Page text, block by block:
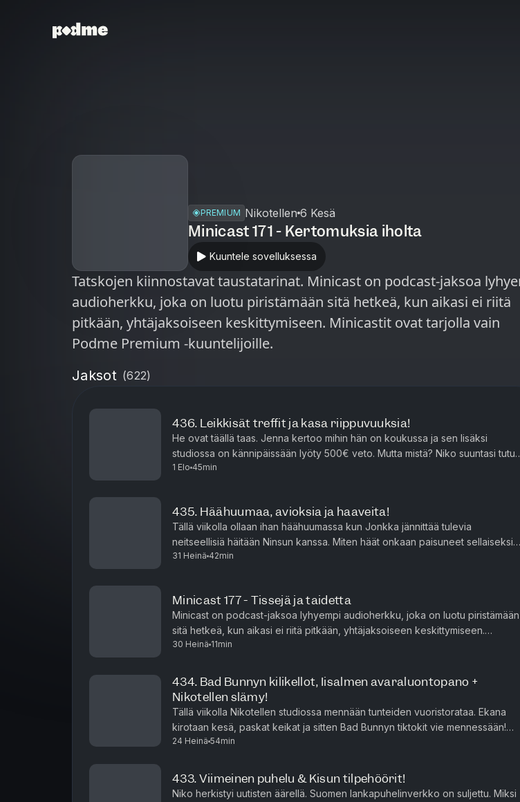
PREMIUM Nikotellen 6 Kesä
Minicast 171 - Kertomuksia iholta
Kuuntele sovelluksessa
Tatskojen kiinnostavat taustatarinat. Minicast on podcast-jaksoa lyhyempi
audioherkku, joka on luotu piristämään sitä hetkeä, kun aikasi ei riitä
pitkään, yhtäjaksoiseen keskittymiseen. Minicastit ovat tarjolla vain
Podme Premium -kuuntelijoille.
Jaksot (622)
436. Leikkisät treffit ja kasa riippuvuuksia!
He ovat täällä taas. Jenna kertoo mihin hän on koukussa ja sen lisäksi
studiossa on kännipäissään lyöty 500€ veto. Mutta mistä? Niko suuntasi tutun
miehen kanssa treffeille puistoon. Onko leikki-ikä k...
1 Elo 45min
435. Häähuumaa, avioksia ja haaveita!
Tällä viikolla ollaan ihan häähuumassa kun Jonkka jännittää tulevia
neitseellisiä häitään Ninsun kanssa. Miten häät onkaan paisuneet sellaiseksi
että näistä povataan tämän suven kuumimpia juhlia? Ni...
31 Heinä 42min
Minicast 177 - Tissejä ja taidetta
Minicast on podcast-jaksoa lyhyempi audioherkku, joka on luotu piristämään
sitä hetkeä, kun aikasi ei riitä pitkään, yhtäjaksoiseen keskittymiseen.
Minicastit ovat tarjolla vain Podme Premium -kuunt...
30 Heinä 11min
434. Bad Bunnyn kilikellot, Iisalmen avaraluontopano +
Nikotellen slämy!
Tällä viikolla Nikotellen studiossa mennään tunteiden vuoristorataa. Ekana
kirotaan kesä, paskat keikat ja sitten Bad Bunnyn tiktokit vie mennessään!
Katja on on antautunut kiihkolle. Niko puolestaan ...
24 Heinä 54min
433. Viimeinen puhelu & Kisun tilpehöörit!
Niko herkistyi uutisten äärellä. Suomen lankapuhelinverkko on suljettu. Miksi